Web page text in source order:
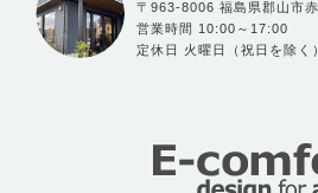
〒963-8006 福島県郡山市
営業時間 10:00～17:00
定休日 火曜日（祝日を除く